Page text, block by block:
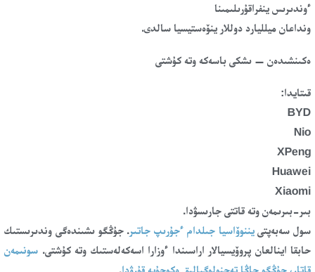
ءوندىرىس ينفراقۇرىلىمىنا
ونداعان ميلليارد دوللار ينۆەستيسيا سالدى.
ەكىنشىدەن — ىشكى باسەكە وتە كۇشتى
قىتايدا:
BYD
Nio
XPeng
Huawei
Xiaomi
بىر-بىرىمەن وتە قاتتى جارىسۋدا.
سول سەبەپتىيننوۆاسيا جىلدام ءجۇرىپ جاتىر. جۇڭگو ىشىندەگى وندىرىستىك
حابقا اينالعان پروۆيسيالار اراسىندا ءوزارا اسەكەلەستىك وتە كۇشتى. سونىمەن
قاتار، جۇڭگو جاڭا تەحنولوگيالىق ەكوجۇيە قۇرۋدا.